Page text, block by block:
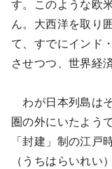
す。このような欧
ん。大西洋を取り
て、すでにインド
させつつ、世界経
わが日本列島は
圏の外にいたよう
「封建」制の江戸
（うちはらいれい